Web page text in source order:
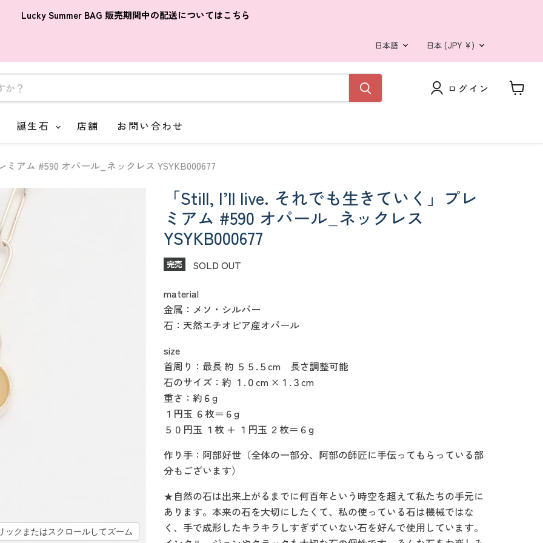
Lucky Summer BAG 販売期間中の配送についてはこちら
言
語
日本語 国
日本 (JPY ¥)
ログイン
カ
誕生石 店舗 お問い合わせ
アム #590 オパール_ネックレス YSYKB000677
ックまたはスクロールしてズーム クリックまたはスクロールしてズーム
「Still, I’ll live. それでも生きていく」プレ
ミアム #590 オパール_ネックレス
YSYKB000677
完売
SOLD OUT
material
金属：メソ・シルバー
石：天然エチオピア産オパール
size
首周り：最長 約 ５５.５cm 長さ調整可能
石のサイズ：約 １.０cm ×１.３cm
重さ：約６g
１円玉 ６枚＝６g
５０円玉 １枚 + １円玉 ２枚＝６g
作り手：阿部好世（全体の一部分、阿部の師匠に手伝ってもらっている部
分もございます）
★自然の石は出来上がるまでに何百年という時空を超えて私たちの手元に
あります。本来の石を大切にしたくて、私の使っている石は機械ではな
く、手で成形したキラキラしすぎずていない石を好んで使用しています。